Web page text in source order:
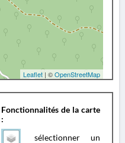
Leaflet | ©OpenStreetMap
Fonctionnalités de la carte
:
sélectionner un